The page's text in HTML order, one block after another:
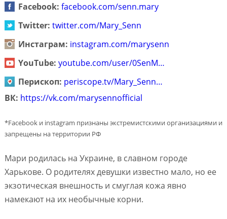
Facebook: facebook.com/senn.mary
Twitter: twitter.com/Mary_Senn
Инстаграм: instagram.com/marysenn
YouTube: youtube.com/user/0SenM…
Перископ: periscope.tv/Mary_Senn…
ВК: https://vk.com/marysennofficial
*Facebook и instagram признаны экстремистскими организациями и
запрещены на территории РФ
Мари родилась на Украине, в славном городе
Харькове. О родителях девушки известно мало, но ее
экзотическая внешность и смуглая кожа явно
намекают на их необычные корни.